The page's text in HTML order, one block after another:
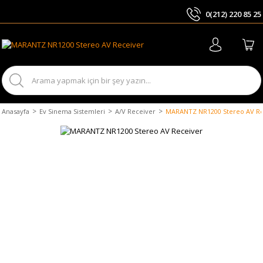
0(212) 220 85 25
Anasayfa Ev Sinema Sistemleri A/V Receiver MARANTZ NR1200 Stereo AV